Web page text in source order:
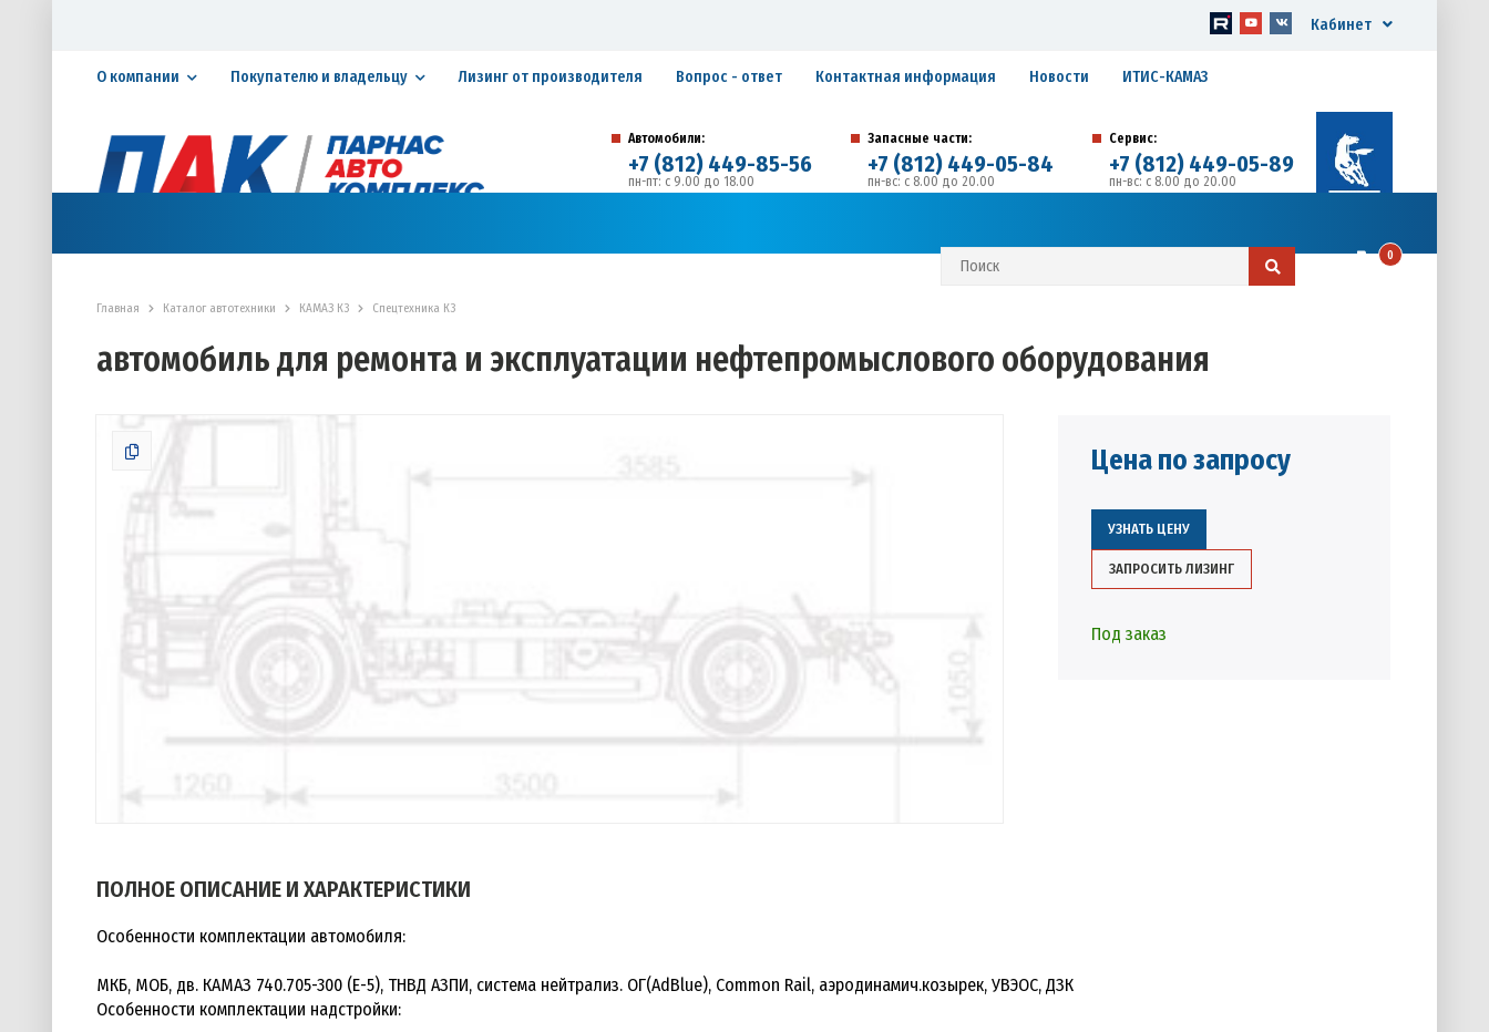
Кабинет
О компании Покупателю и владельцу Лизинг от производителя Вопрос - ответ Контактная информация Новости ИТИС-КАМАЗ
Автомобили:
+7 (812) 449-85-56
пн-пт: с 9.00 до 18.00
Запасные части:
+7 (812) 449-05-84
пн-вс: с 8.00 до 20.00
Сервис:
+7 (812) 449-05-89
пн-вс: с 8.00 до 20.00
0
Главная Каталог автотехники КАМАЗ К3 Спецтехника К3
автомобиль для ремонта и эксплуатации нефтепромыслового оборудования
Цена по запросу
УЗНАТЬ ЦЕНУ
ЗАПРОСИТЬ ЛИЗИНГ
Под заказ
ПОЛНОЕ ОПИСАНИЕ И ХАРАКТЕРИСТИКИ
Особенности комплектации автомобиля:
МКБ, МОБ, дв. КАМАЗ 740.705-300 (Е-5), ТНВД АЗПИ, система нейтрализ. ОГ(AdBlue), Common Rail, аэродинамич.козырек, УВЭОС, ДЗК
Особенности комплектации надстройки: